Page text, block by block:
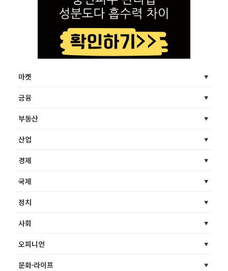
마켓
금융
부동산
산업
경제
국제
정치
사회
오피니언
문화·라이프